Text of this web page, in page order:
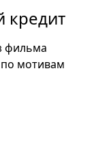
кредит
фильма
по мотивам